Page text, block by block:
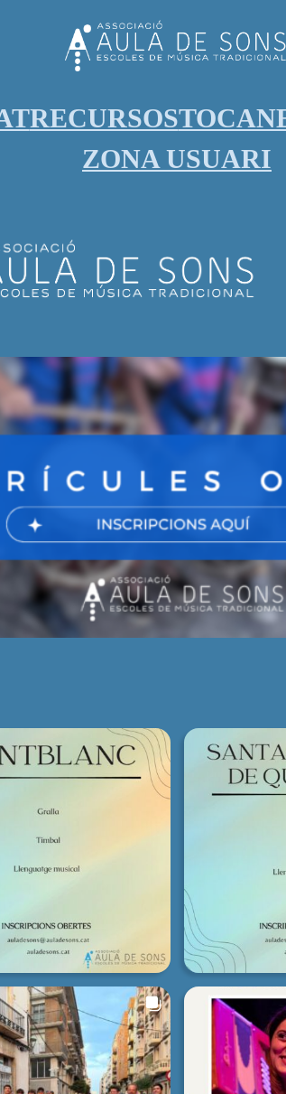
RECURSOS
ZONA USUARI